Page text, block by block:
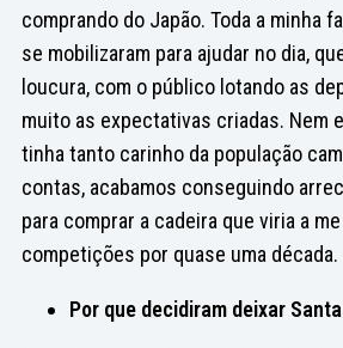
comprando do Japão. Toda a minha
se mobilizaram para ajudar no dia,
loucura, com o público lotando as
muito as expectativas criadas. Nem
tinha tanto carinho da população
contas, acabamos conseguindo
para comprar a cadeira que viria a
competições por quase uma década.
Por que decidiram deixar